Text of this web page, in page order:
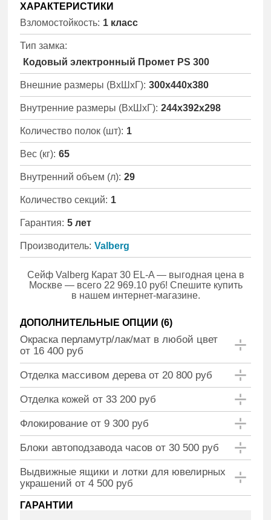
ХАРАКТЕРИСТИКИ
Взломостойкость: 1 класс
Тип замка:
Кодовый электронный Промет PS 300
Внешние размеры (ВхШхГ): 300x440x380
Внутренние размеры (ВхШхГ): 244x392x298
Количество полок (шт): 1
Вес (кг): 65
Внутренний объем (л): 29
Количество секций: 1
Гарантия: 5 лет
Производитель: Valberg
Сейф Valberg Карат 30 EL-A — выгодная цена в
Москве — всего 22 969.10 руб! Спешите купить
в нашем интернет-магазине.
ДОПОЛНИТЕЛЬНЫЕ ОПЦИИ (6)
Окраска перламутр/лак/мат в любой цвет
от 16 400 руб
Отделка массивом дерева от 20 800 руб
Отделка кожей от 33 200 руб
Флокирование от 9 300 руб
Блоки автоподзавода часов от 30 500 руб
Выдвижные ящики и лотки для ювелирных
украшений от 4 500 руб
ГАРАНТИИ